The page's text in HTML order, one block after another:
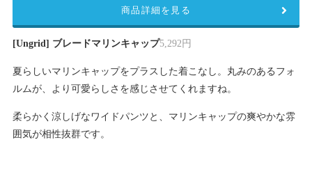
[Ungrid] ブレードマリンキャップ5,292円
夏らしいマリンキャップをプラスした着こなし。丸みのあるフォ
ルムが、より可愛らしさを感じさせてくれますね。
柔らかく涼しげなワイドパンツと、マリンキャップの爽やかな雰
囲気が相性抜群です。
商品詳細を見る